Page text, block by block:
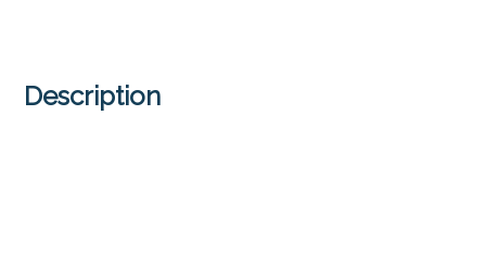
Description